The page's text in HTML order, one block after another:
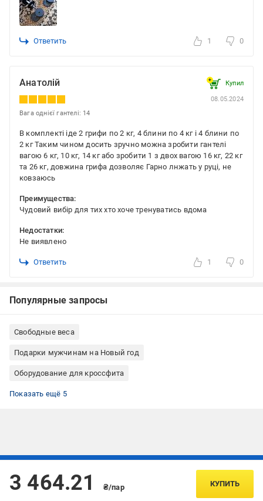
Ответить 1 0
Анатолій Купил
08.05.2024
Вага однієї гантелі: 14
В комплекті іде 2 грифи по 2 кг, 4 блини по 4 кг і 4 блини по
2 кг Таким чином досить зручно можна зробити гантелі
вагою 6 кг, 10 кг, 14 кг або зробити 1 з двох вагою 16 кг, 22 кг
та 26 кг, довжина грифа дозволяє Гарно лнжать у руці, не
ковзаюсь
Преимущества:
Чудовий вибір для тих хто хоче тренуватись вдома
Недостатки:
Не виявлено
Ответить 1 0
Популярные запросы
Свободные веса
Подарки мужчинам на Новый год
Оборудование для кроссфита
Все для йоги
Фитнес и тренировки
Гантели наборные
Гантели для фитнеса
Гантели для дома
Показать ещё 5
3 464.21 ₴/пар КУПИТЬ
Подписывайтесь, чтобы узнавать первым об акцияx и